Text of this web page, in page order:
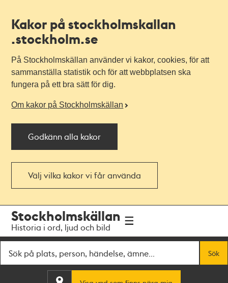
Kakor på stockholmskallan
.stockholm.se
På Stockholmskällan använder vi kakor, cookies, för att
sammanställa statistik och för att webbplatsen ska
fungera på ett bra sätt för dig.
Om kakor på Stockholmskällan
Godkänn alla kakor
Välj vilka kakor vi får använda
navigationen
huvudinnehållet
Stockholmskällan
Historia i ord, ljud och bild
Sök